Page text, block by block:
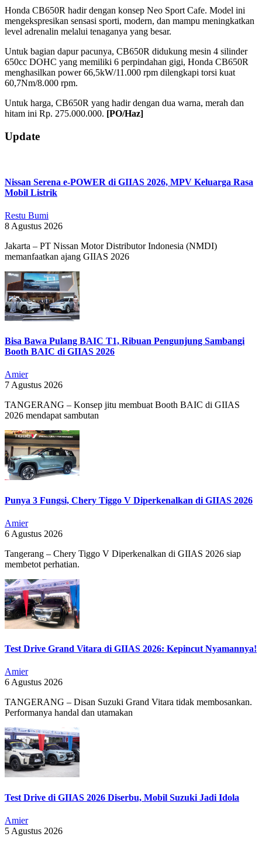
Honda CB650R hadir dengan konsep Neo Sport Cafe. Model ini
mengekspresikan sensasi sporti, modern, dan mampu meningkatkan
level adrenalin melalui tenaganya yang besar.
Untuk bagian dapur pacunya, CB650R didukung mesin 4 silinder
650cc DOHC yang memiliki 6 perpindahan gigi, Honda CB650R
menghasilkan power 66,5kW/11.000 rpm dilengkapi torsi kuat
60,7Nm/8.000 rpm.
Untuk harga, CB650R yang hadir dengan dua warna, merah dan
hitam ini Rp. 275.000.000. [PO/Haz]
2019-
06-
Update
Nissan Serena e-POWER di GIIAS 2026, MPV Keluarga Rasa
Mobil Listrik
Restu Bumi
8 Agustus 2026
Jakarta – PT Nissan Motor Distributor Indonesia (NMDI)
memanfaatkan ajang GIIAS 2026
Bisa Bawa Pulang BAIC T1, Ribuan Pengunjung Sambangi
Booth BAIC di GIIAS 2026
Amier
7 Agustus 2026
TANGERANG – Konsep jitu membuat Booth BAIC di GIIAS
2026 mendapat sambutan
Punya 3 Fungsi, Chery Tiggo V Diperkenalkan di GIIAS 2026
Amier
6 Agustus 2026
Tangerang – Chery Tiggo V Diperkenalkan di GIIAS 2026 siap
membetot perhatian.
Test Drive Grand Vitara di GIIAS 2026: Kepincut Nyamannya!
Amier
6 Agustus 2026
TANGERANG – Disan Suzuki Grand Vitara tidak membosankan.
Performanya handal dan utamakan
Test Drive di GIIAS 2026 Diserbu, Mobil Suzuki Jadi Idola
Amier
5 Agustus 2026